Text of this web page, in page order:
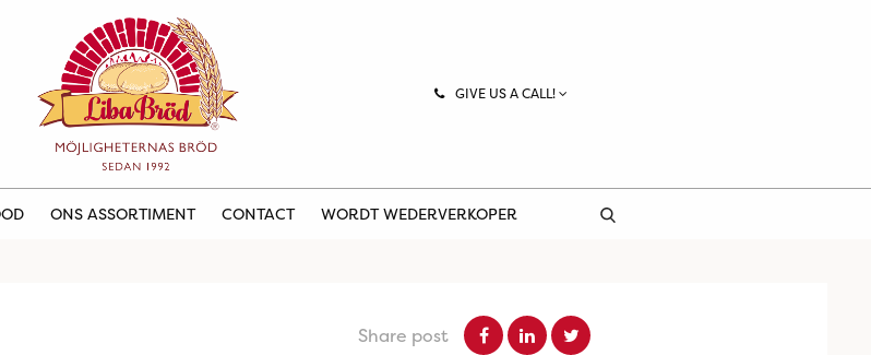
GIVE US A CALL!
ONS ASSORTIMENT CONTACT WORDT WEDERVERKOPER
Share post